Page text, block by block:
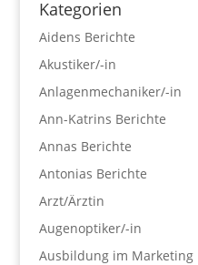
Kategorien
Aidens Berichte
Akustiker/-in
Anlagenmechaniker/-in
Ann-Katrins Berichte
Annas Berichte
Antonias Berichte
Arzt/Ärztin
Augenoptiker/-in
Ausbildung im Marketing